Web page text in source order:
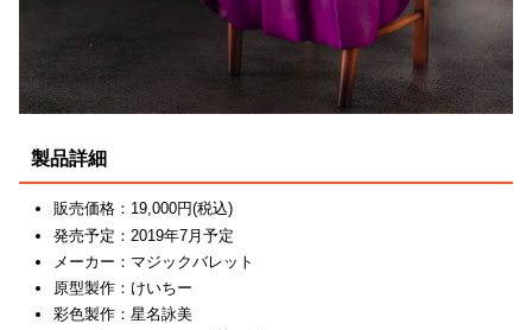
製品詳細
販売価格：19,000円(税込)
発売予定：2019年7月予定
メーカー：マジックバレット
原型製作：けいちー
彩色製作：星名詠美